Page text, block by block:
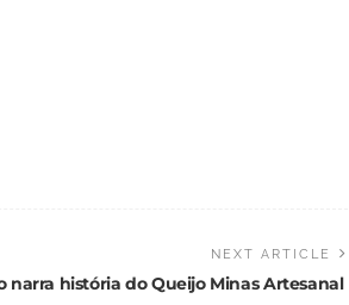
NEXT ARTICLE
narra história do Queijo Minas Artesanal